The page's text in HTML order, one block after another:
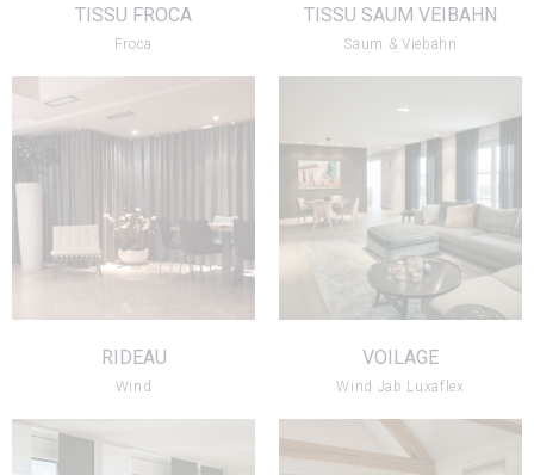
TISSU FROCA
Froca
TISSU SAUM VEIBAHN
Saum & Viebahn
VOIR LE PRODUIT
RIDEAU
Wind
VOIR LE PRODUIT
VOILAGE
Wind Jab Luxaflex